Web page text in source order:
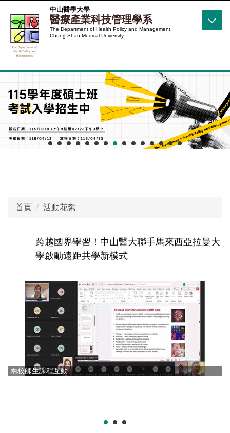
到
主
要
容
中山醫學大學
醫療產業科技管理學系
The Department of Health Policy and Management,
Chung Shan Medical University
首頁 活動花絮
跨越國界學習！中山醫大聯手馬來西亞拉曼大
學啟動遠距共學新模式
兩校師生課程互動